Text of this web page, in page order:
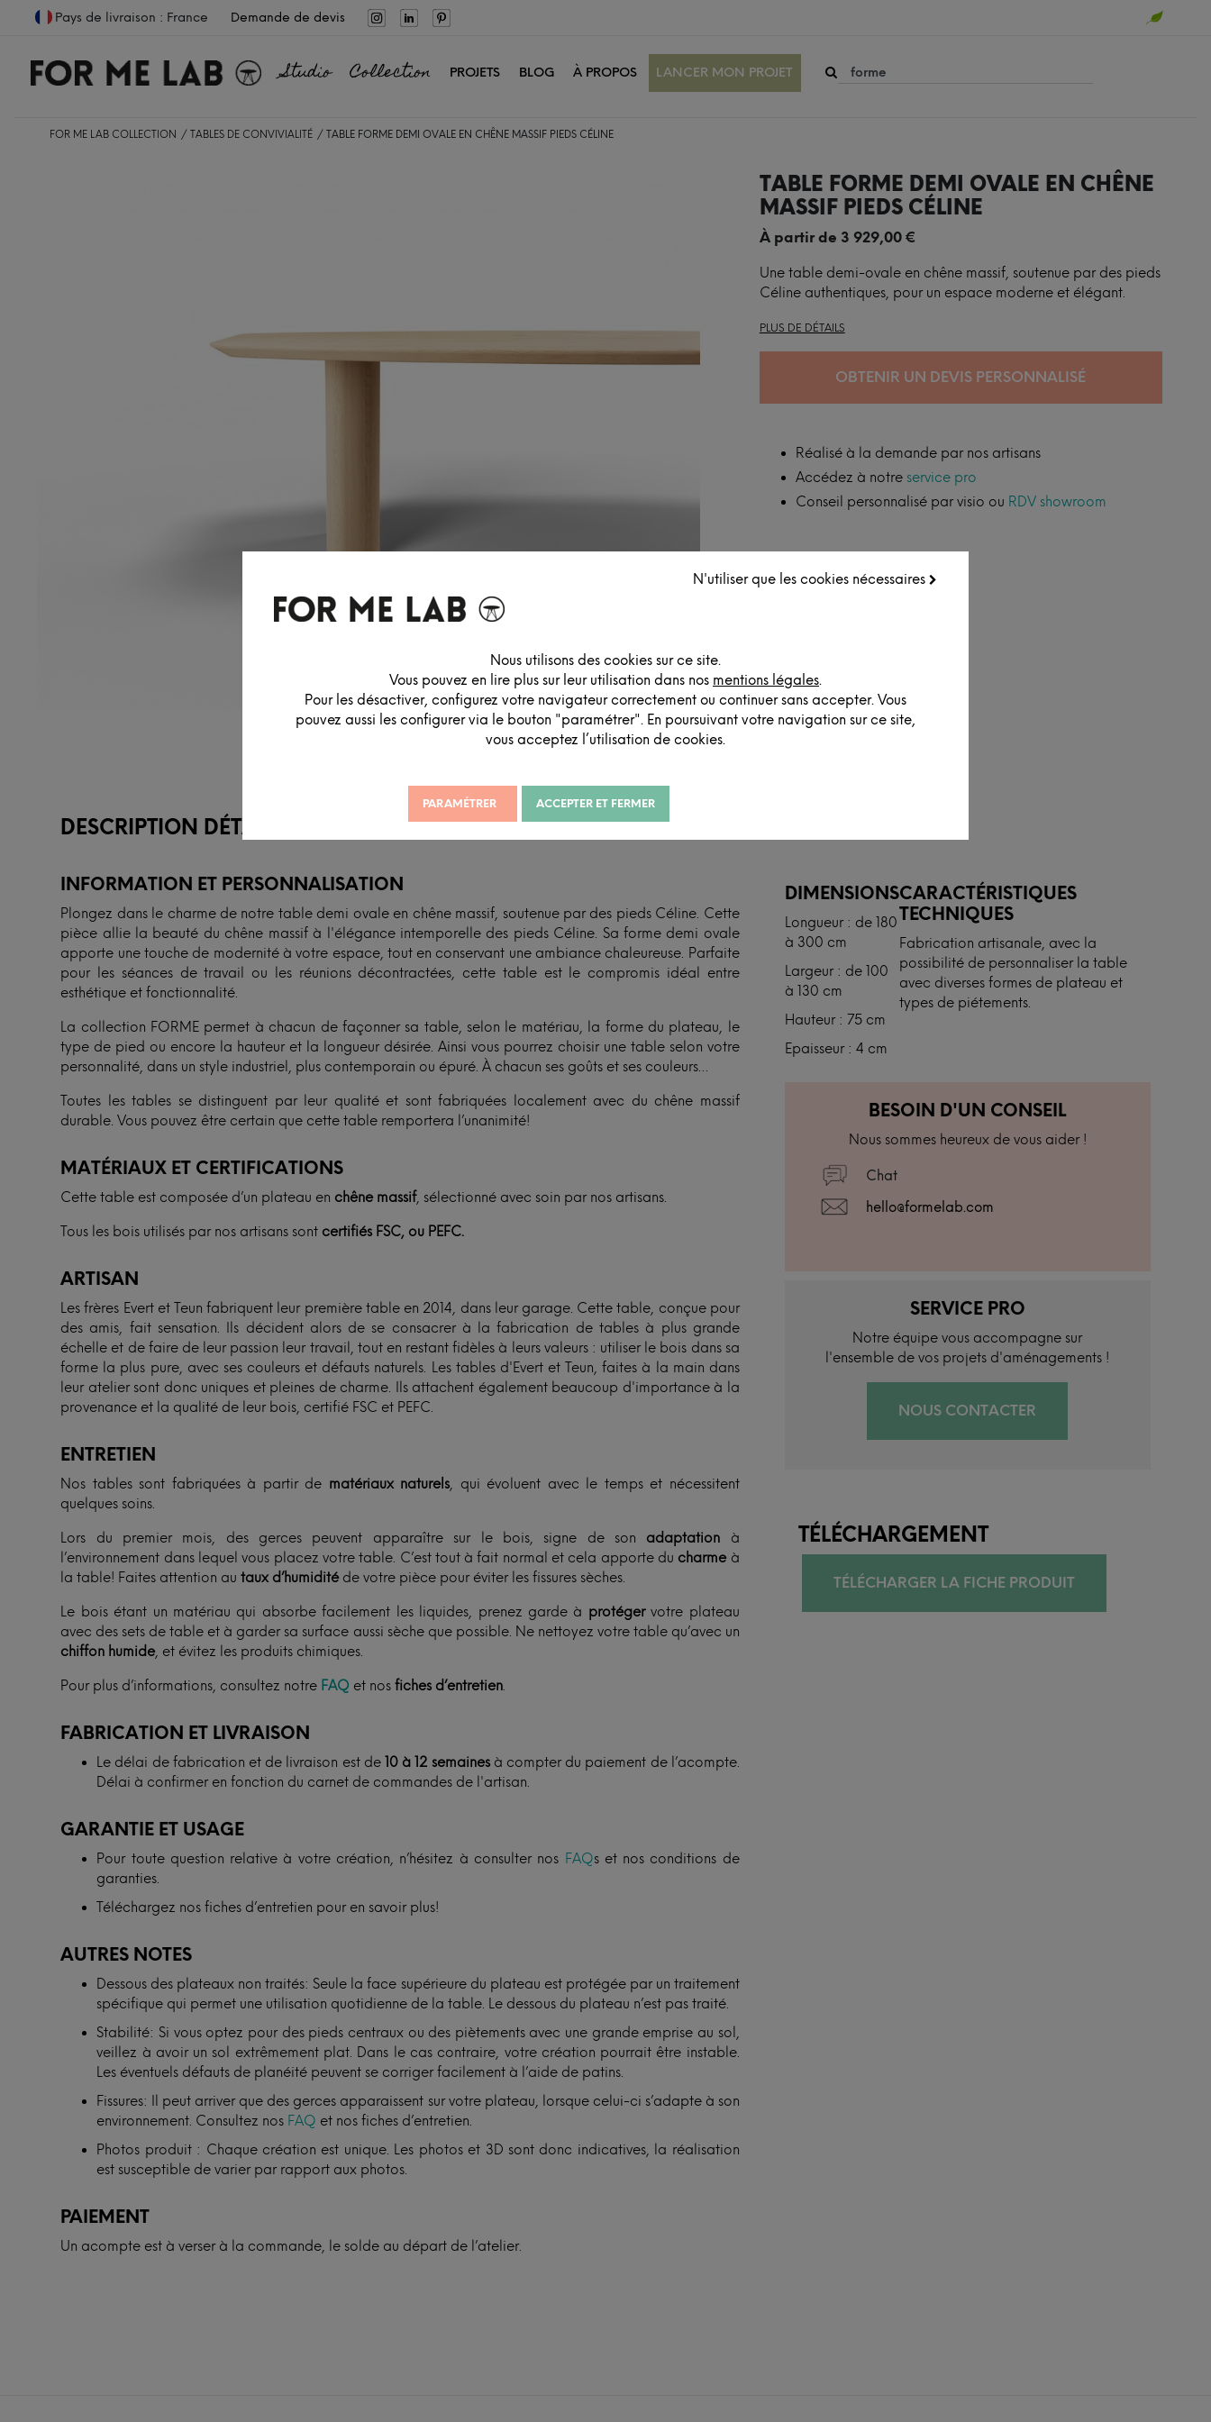
N'utiliser que les cookies nécessaires
Nous utilisons des cookies sur ce site.
Vous pouvez en lire plus sur leur utilisation dans nos mentions légales.
Pour les désactiver, configurez votre navigateur correctement ou continuer sans accepter. Vous
pouvez aussi les configurer via le bouton "paramétrer". En poursuivant votre navigation sur ce site,
vous acceptez l’utilisation de cookies.
PARAMÉTRER ACCEPTER ET FERMER
Pays de livraison : France Demande de devis
Studio Collection PROJETS BLOG À PROPOS LANCER MON PROJET
FOR ME LAB COLLECTION TABLES DE CONVIVIALITÉ TABLE FORME DEMI OVALE EN CHÊNE MASSIF PIEDS CÉLINE
TABLE FORME DEMI OVALE EN CHÊNE
MASSIF PIEDS CÉLINE
À partir de 3 929,00€
Une table demi-ovale en chêne massif, soutenue par des pieds
Céline authentiques, pour un espace moderne et élégant.
PLUS DE DÉTAILS
OBTENIR UN DEVIS PERSONNALISÉ
Réalisé à la demande par nos artisans
Accédez à notre service pro
Conseil personnalisé par visio ou RDV showroom
DESCRIPTION DÉTAILLÉE
INFORMATION ET PERSONNALISATION
Plongez dans le charme de notre table demi ovale en chêne massif, soutenue par des pieds Céline. Cette
pièce allie la beauté du chêne massif à l'élégance intemporelle des pieds Céline. Sa forme demi ovale
apporte une touche de modernité à votre espace, tout en conservant une ambiance chaleureuse. Parfaite
pour les séances de travail ou les réunions décontractées, cette table est le compromis idéal entre
esthétique et fonctionnalité.
La collection FORME permet à chacun de façonner sa table, selon le matériau, la forme du plateau, le
type de pied ou encore la hauteur et la longueur désirée. Ainsi vous pourrez choisir une table selon votre
personnalité, dans un style industriel, plus contemporain ou épuré. À chacun ses goûts et ses couleurs…
Toutes les tables se distinguent par leur qualité et sont fabriquées localement avec du chêne massif
durable. Vous pouvez être certain que cette table remportera l’unanimité!
MATÉRIAUX ET CERTIFICATIONS
Cette table est composée d’un plateau en chêne massif, sélectionné avec soin par nos artisans.
Tous les bois utilisés par nos artisans sont certifiés FSC, ou PEFC.
ARTISAN
Les frères Evert et Teun fabriquent leur première table en 2014, dans leur garage. Cette table, conçue pour
des amis, fait sensation. Ils décident alors de se consacrer à la fabrication de tables à plus grande
échelle et de faire de leur passion leur travail, tout en restant fidèles à leurs valeurs : utiliser le bois dans sa
forme la plus pure, avec ses couleurs et défauts naturels. Les tables d'Evert et Teun, faites à la main dans
leur atelier sont donc uniques et pleines de charme. Ils attachent également beaucoup d'importance à la
provenance et la qualité de leur bois, certifié FSC et PEFC.
ENTRETIEN
Nos tables sont fabriquées à partir de matériaux naturels, qui évoluent avec le temps et nécessitent
quelques soins.
Lors du premier mois, des gerces peuvent apparaître sur le bois, signe de son adaptation à
l’environnement dans lequel vous placez votre table. C’est tout à fait normal et cela apporte du charmeà
la table! Faites attention autaux d’humiditéde votre pièce pour éviter les fissures sèches.
Le bois étant un matériau qui absorbe facilement les liquides, prenez garde à protégervotre plateau
avec des sets de table et à garder sa surface aussi sèche que possible. Ne nettoyez votre table qu’avec un
chiffon humide, et évitez les produits chimiques.
Pour plus d’informations, consultez notre FAQ et nosfiches d’entretien.
FABRICATION ET LIVRAISON
Le délai de fabrication et de livraison est de 10 à 12 semainesà compter du paiement de l’acompte.
Délai à confirmer en fonction du carnet de commandes de l'artisan.
GARANTIE ET USAGE
Pour toute question relative à votre création, n’hésitez à consulter nos FAQs et nos conditions de
garanties.
Téléchargez nos fiches d’entretien pour en savoir plus!
AUTRES NOTES
Dessous des plateaux non traités: Seule la face supérieure du plateau est protégée par un traitement
spécifique qui permet une utilisation quotidienne de la table. Le dessous du plateau n’est pas traité.
Stabilité: Si vous optez pour des pieds centraux ou des piètements avec une grande emprise au sol,
veillez à avoir un sol extrêmement plat. Dans le cas contraire, votre création pourrait être instable.
Les éventuels défauts de planéité peuvent se corriger facilement à l’aide de patins.
Fissures: Il peut arriver que des gerces apparaissent sur votre plateau, lorsque celui-ci s’adapte à son
environnement. Consultez nos FAQ et nos fiches d’entretien.
Photos produit : Chaque création est unique. Les photos et 3D sont donc indicatives, la réalisation
est susceptible de varier par rapport aux photos.
PAIEMENT
Un acompte est à verser à la commande, le solde au départ de l’atelier.
DIMENSIONS
Longueur : de 180
à 300 cm
Largeur : de 100
à 130 cm
Hauteur : 75 cm
Epaisseur : 4 cm
CARACTÉRISTIQUES
TECHNIQUES
Fabrication artisanale, avec la
possibilité de personnaliser la table
avec diverses formes de plateau et
types de piétements.
BESOIN D'UN CONSEIL
Nous sommes heureux de vous aider !
Chat
hello@formelab.com
SERVICE PRO
Notre équipe vous accompagne sur
l'ensemble de vos projets d'aménagements !
NOUS CONTACTER
TÉLÉCHARGEMENT
TÉLÉCHARGER LA FICHE PRODUIT